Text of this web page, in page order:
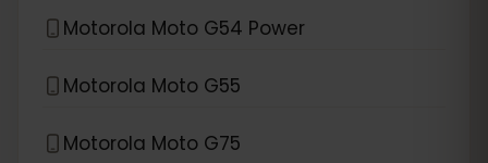
Motorola Moto G54 Power
Motorola Moto G55
Motorola Moto G75